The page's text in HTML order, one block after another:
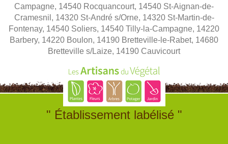
Campagne, 14540 Rocquancourt, 14540 St-Aignan-de-
Cramesnil, 14320 St-André s/Orne, 14320 St-Martin-de-
Fontenay, 14540 Soliers, 14540 Tilly-la-Campagne, 14220
Barbery, 14220 Boulon, 14190 Bretteville-le-Rabet, 14680
Bretteville s/Laize, 14190 Cauvicourt
" Établissement labélisé "